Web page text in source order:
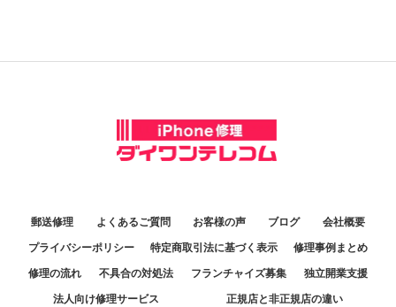
郵送修理 よくあるご質問 お客様の声 ブログ 会社概要
プライバシーポリシー 特定商取引法に基づく表示 修理事例まとめ
修理の流れ 不具合の対処法 フランチャイズ募集 独立開業支援
法人向け修理サービス 正規店と非正規店の違い